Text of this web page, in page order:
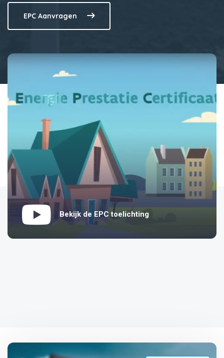
EPC Aanvragen
Bekijk de EPC toelichting